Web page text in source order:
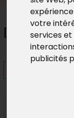
votre
services
publicités
De l'éden